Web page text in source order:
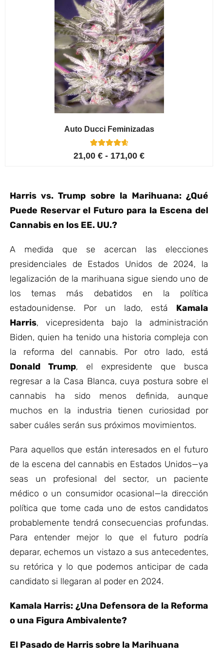
Auto Ducci Feminizadas
Valorado con
4.75
4
clientes
21,00 € - 171,00 €
Harris vs. Trump sobre la Marihuana: ¿Qué
Puede Reservar el Futuro para la Escena del
Cannabis en los EE. UU.?
A medida que se acercan las elecciones
presidenciales de Estados Unidos de 2024, la
legalización de la marihuana sigue siendo uno de
los temas más debatidos en la política
estadounidense. Por un lado, está Kamala
Harris, vicepresidenta bajo la administración
Biden, quien ha tenido una historia compleja con
la reforma del cannabis. Por otro lado, está
Donald Trump, el expresidente que busca
regresar a la Casa Blanca, cuya postura sobre el
cannabis ha sido menos definida, aunque
muchos en la industria tienen curiosidad por
saber cuáles serán sus próximos movimientos.
Para aquellos que están interesados en el futuro
de la escena del cannabis en Estados Unidos—ya
seas un profesional del sector, un paciente
médico o un consumidor ocasional—la dirección
política que tome cada uno de estos candidatos
probablemente tendrá consecuencias profundas.
Para entender mejor lo que el futuro podría
deparar, echemos un vistazo a sus antecedentes,
su retórica y lo que podemos anticipar de cada
candidato si llegaran al poder en 2024.
Kamala Harris: ¿Una Defensora de la Reforma
o una Figura Ambivalente?
El Pasado de Harris sobre la Marihuana